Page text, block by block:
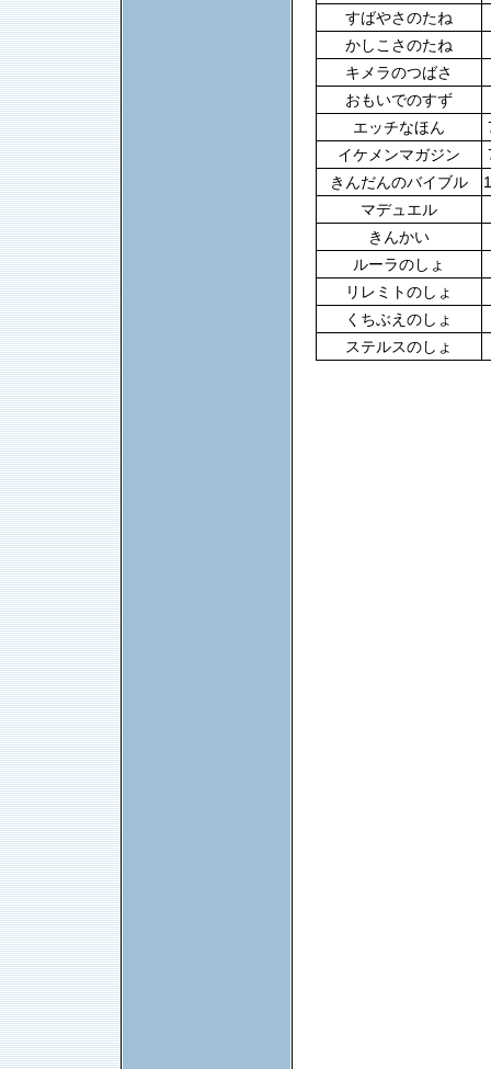
すばやさのたね
かしこさのたね
キメラのつばさ
おもいでのすず
エッチなほん
イケメンマガジン
きんだんのバイブル
マデュエル
きんかい
ルーラのしょ
リレミトのしょ
くちぶえのしょ
ステルスのしょ